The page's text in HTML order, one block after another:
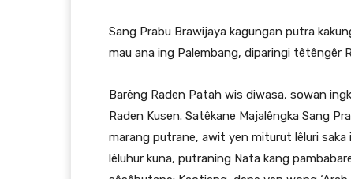
Sang Prabu Brawijaya kagungan putra
mau ana ing Palembang, diparingi têtêngêr
Barêng Raden Patah wis diwasa, sowan
Raden Kusen. Satêkane Majalêngka Sang
marang putrane, awit yen miturut lêluri
lêluhur kuna, putraning Nata kang